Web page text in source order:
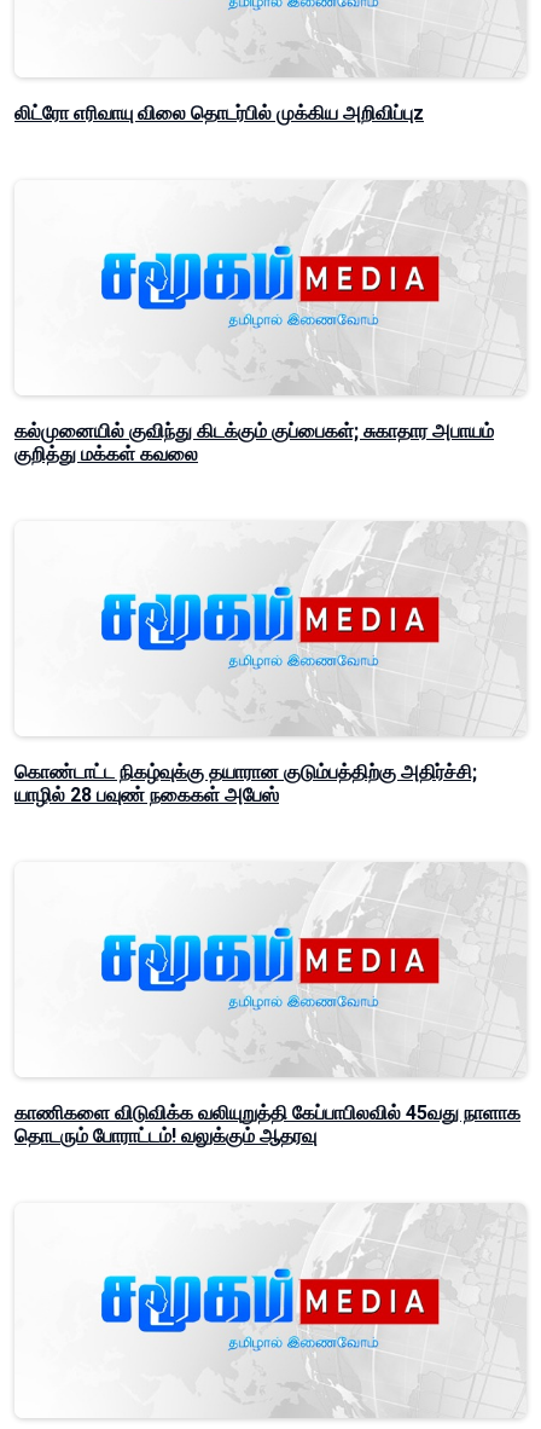
லிட்ரோ எரிவாயு விலை தொடர்பில் முக்கிய அறிவிப்புz
கல்முனையில் குவிந்து கிடக்கும் குப்பைகள்; சுகாதார அபாயம்
குறித்து மக்கள் கவலை
கொண்டாட்ட நிகழ்வுக்கு தயாரான குடும்பத்திற்கு அதிர்ச்சி;
யாழில் 28 பவுண் நகைகள் அபேஸ்
காணிகளை விடுவிக்க வலியுறுத்தி கேப்பாபிலவில் 45வது நாளாக
தொடரும் போராட்டம்! வலுக்கும் ஆதரவு